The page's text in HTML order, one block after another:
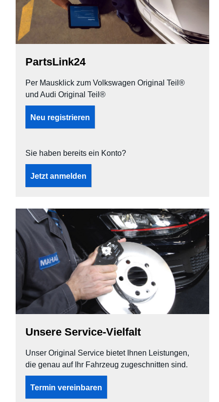
PartsLink24
Per Mausklick zum Volkswagen Original Teil®
und Audi Original Teil®
Neu registrieren
Sie haben bereits ein Konto?
Jetzt anmelden
Unsere Service-Vielfalt
Unser Original Service bietet Ihnen Leistungen,
die genau auf Ihr Fahrzeug zugeschnitten sind.
Termin vereinbaren